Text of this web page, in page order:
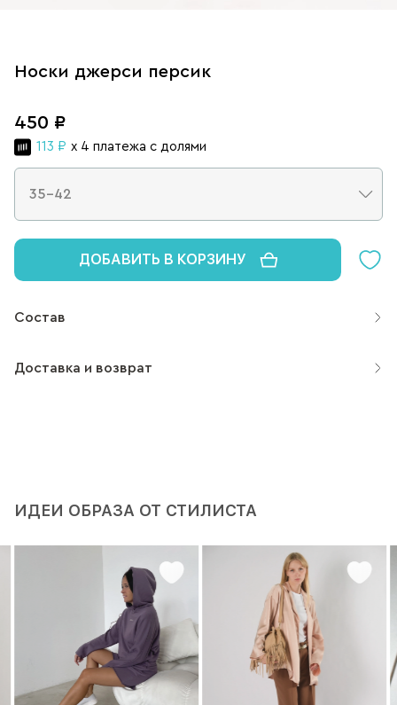
Носки джерси персик
450 ₽
113 ₽ x 4 платежа с долями
ДОБАВИТЬ В КОРЗИНУ
Состав
Доставка и возврат
ИДЕИ ОБРАЗА ОТ СТИЛИСТА